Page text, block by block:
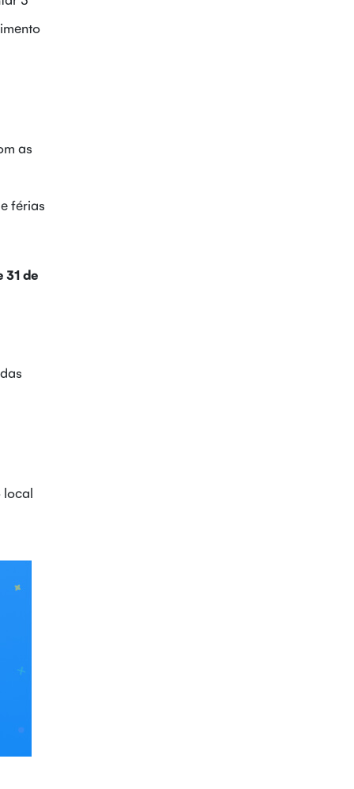
as
férias
31 de
local